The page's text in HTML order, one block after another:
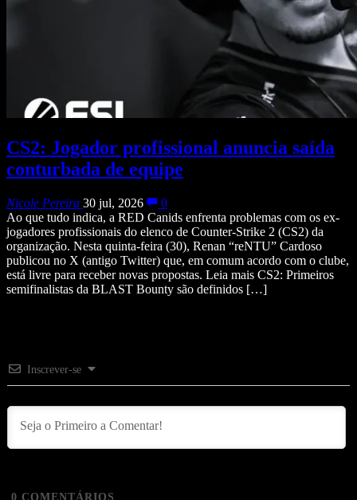
CS2: Jogador profissional anuncia saída
conturbada de equipe
Nicole Pereira 30 jul, 2026
0
Ao que tudo indica, a RED Canids enfrenta problemas com os ex-
jogadores profissionais do elenco de Counter-Strike 2 (CS2) da
organização. Nesta quinta-feira (30), Renan “reNTU” Cardoso
publicou no X (antigo Twitter) que, em comum acordo com o clube,
está livre para receber novas propostas. Leia mais CS2: Primeiros
semifinalistas da BLAST Bounty são definidos […]
Inscrever-se
0 COMENTÁRIOS